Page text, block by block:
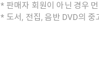
판매자 회원이 아닌 경우
도서, 전집, 음반 DVD의